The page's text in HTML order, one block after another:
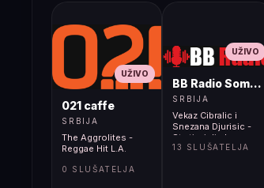
UŽIVO
021 caffe
SRBIJA
The Aggrolites -
Reggae Hit L.A.
0 SLUŠATELJA
UŽIVO
BB Radio Sombor
SRBIJA
Vekaz Cibralic i
Snezana Djurisic -
Sta ti mislis ko sam
ja - (Audio 1989)
13 SLUŠATELJA